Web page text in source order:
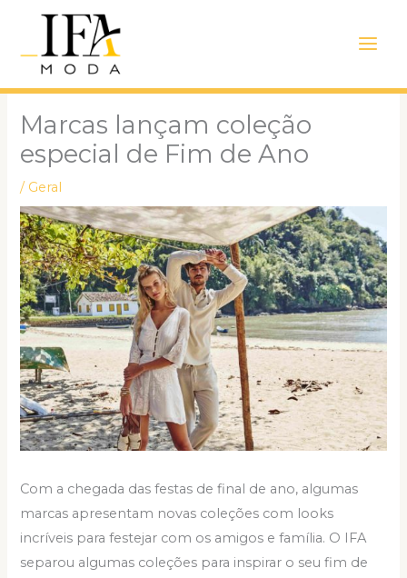
conteúdo
Menu
Marcas lançam coleção
especial de Fim de Ano
/ Geral
Com a chegada das festas de final de ano, algumas
marcas apresentam novas coleções com looks
incríveis para festejar com os amigos e família. O IFA
separou algumas coleções para inspirar o seu fim de